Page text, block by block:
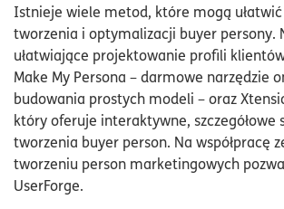
Istnieje wiele metod, które mogą
tworzenia i optymalizacji buyer persony.
ułatwiające projektowanie profili
Make My Persona – darmowe narzędzie
budowania prostych modeli – oraz
który oferuje interaktywne, szczegółowe
tworzenia buyer person. Na współpracę
tworzeniu person marketingowych
UserForge.